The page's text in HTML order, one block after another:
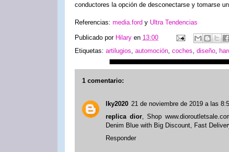
conductores la opción de desconectarse y tomarse
Referencias: media.ford y Ultra Tendencias
Publicado por Hilary en 13:00
Etiquetas: artilugios, automoción, coches, diseño,
1 comentario:
lky2020 21 de noviembre de 2019 a las
replica dior, Shop
Denim Blue with Big Discount, Fast
Responder